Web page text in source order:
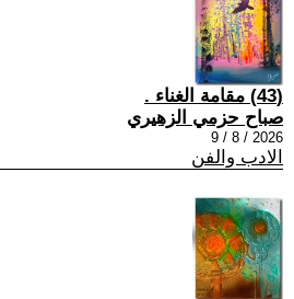
(43) مقامة الغناء .
صباح حزمي الزهيري
2026 / 8 / 9
الادب والفن